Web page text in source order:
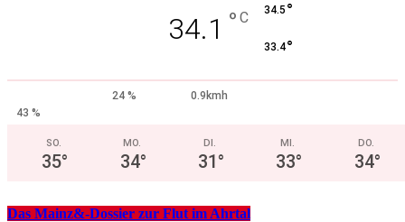
34.1 ° C 34.5 °
33.4°
24 %
0.9kmh
43 %
SO.
35°
MO.
34°
DI.
31 °
MI.
33°
DO.
34°
Das Mainz&-Dossier zur Flut im Ahrtal